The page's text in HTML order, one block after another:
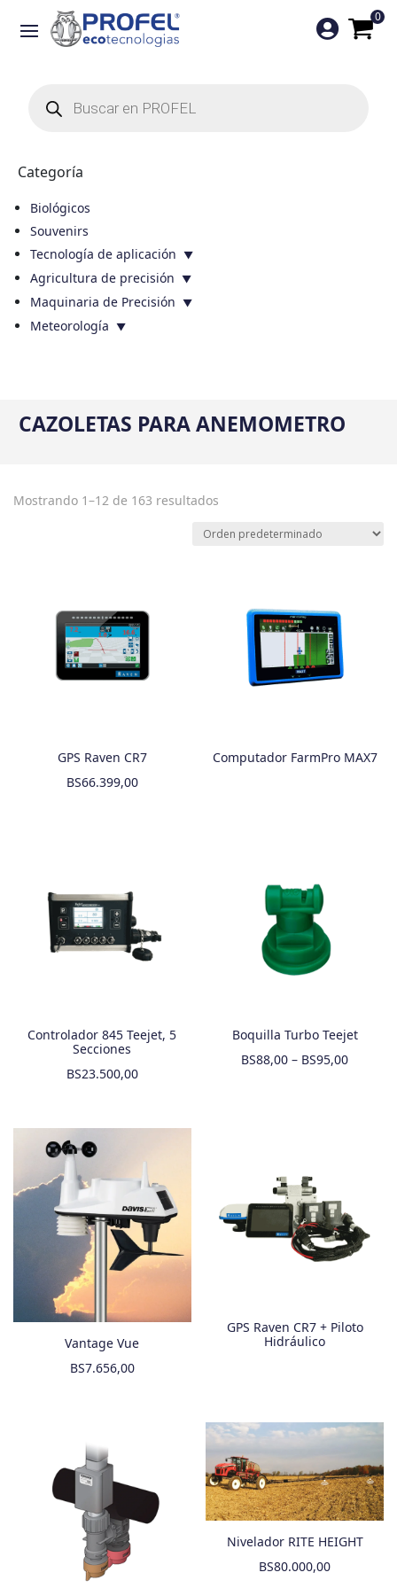
productos
0

Categoría
Biológicos
Souvenirs
Tecnología de aplicación
Agricultura de precisión
Maquinaria de Precisión
Meteorología
CAZOLETAS PARA ANEMOMETRO
Mostrando 1–12 de 163 resultados
GPS Raven CR7
BS66.399,00
Computador FarmPro MAX7
Controlador 845 Teejet, 5
Secciones
BS23.500,00
Boquilla Turbo Teejet
BS88,00 – BS95,00
Vantage Vue
BS7.656,00
GPS Raven CR7 + Piloto
Hidráulico
Nivelador RITE HEIGHT
BS80.000,00